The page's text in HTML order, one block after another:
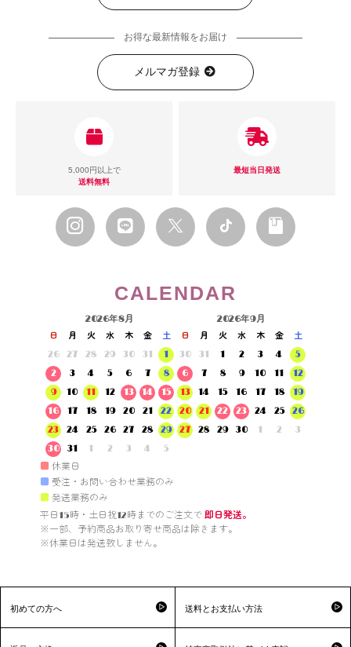
お得な最新情報をお届け
メルマガ登録
5,000円以上で
送料無料
最短当日発送
CALENDAR
2026年8月
日 月 火 水 木 金
土
26
27 28 29 30 31
1
2
3 4 5 6 7
8
9
10 11 12 13 14
15
16
17 18 19 20 21
22
23
24 25 26 27 28
29
30
31 1 2 3 4 5
2026年9月
日 月 火 水 木 金
土
30
31 1 2 3 4
5
6
7 8 9 10 11
12
13
14 15 16 17 18
19
20
21 22 23 24 25
26
27
28 29 30 1 2 3
■ 休業日
■ 受注・お問い合わせ業務のみ
■ 発送業務のみ
平日15時・土日祝12時までのご注文で 即日発送。
※一部、予約商品お取り寄せ商品は除きます。
※休業日は発送致しません。
初めての方へ 送料とお支払い方法